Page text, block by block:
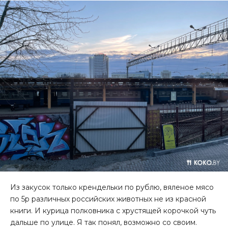
Из закусок только крендельки по рублю, вяленое мясо
по 5р различных российских животных не из красной
книги. И курица полковника с хрустящей корочкой чуть
дальше по улице. Я так понял, возможно со своим.